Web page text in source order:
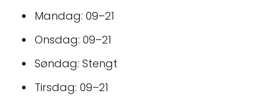
Mandag: 09–21
Onsdag: 09–21
Søndag: Stengt
Tirsdag: 09–21